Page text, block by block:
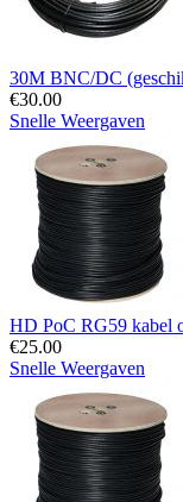
30M BNC/DC
€30.00
Snelle Weergaven
HD PoC RG59 kabel
€25.00
Snelle Weergaven